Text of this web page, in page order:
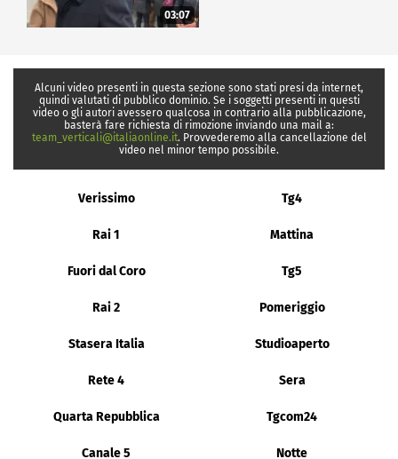
03:07
Alcuni video presenti in questa sezione sono stati presi da internet,
quindi valutati di pubblico dominio. Se i soggetti presenti in questi
video o gli autori avessero qualcosa in contrario alla pubblicazione,
basterà fare richiesta di rimozione inviando una mail a:
team_verticali@italiaonline.it. Provvederemo alla cancellazione del
video nel minor tempo possibile.
Verissimo Tg4
Rai 1 Mattina
Fuori dal Coro Tg5
Rai 2 Pomeriggio
Stasera Italia Studioaperto
Rete 4 Sera
Quarta Repubblica Tgcom24
Canale 5 Notte